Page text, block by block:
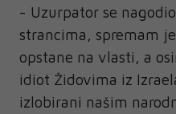
- Uzurpator se
strancima, spremam
opstane na vlasti, a
idiot Židovima iz
izlobirani našim